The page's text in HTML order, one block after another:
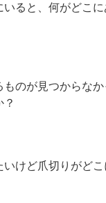
ると、何がどこ
ものが見つからな
けど爪切りがど